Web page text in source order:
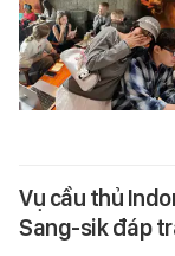
Vụ cầu thủ
Sang-sik đáp